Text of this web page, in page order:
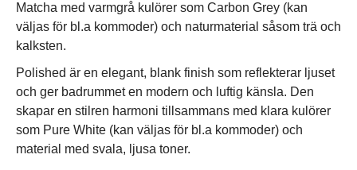
Matcha med varmgrå kulörer som Carbon Grey (kan
väljas för bl.a kommoder) och naturmaterial såsom trä och
kalksten.
Polished är en elegant, blank finish som reflekterar ljuset
och ger badrummet en modern och luftig känsla. Den
skapar en stilren harmoni tillsammans med klara kulörer
som Pure White (kan väljas för bl.a kommoder) och
material med svala, ljusa toner.